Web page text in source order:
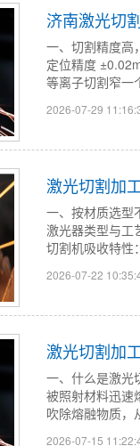
济南激光切
一、切割精度高
定位精度
等离子切割窄一
2026-07-29
激光切割加
一、按材质选型
激光器类型与工
切割机吸收特性
2026-07-22
激光切割加
一、什么是激光
被照射材料迅速
吹除熔融物质，
2026-07-15